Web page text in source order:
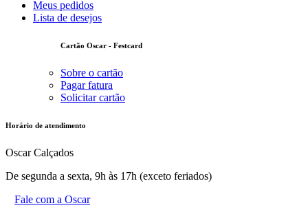
Meus pedidos
Lista de desejos
Cartão Oscar - Festcard
Sobre o cartão
Pagar fatura
Solicitar cartão
Horário de atendimento
Oscar Calçados
De segunda a sexta, 9h às 17h (exceto feriados)
Fale com a Oscar